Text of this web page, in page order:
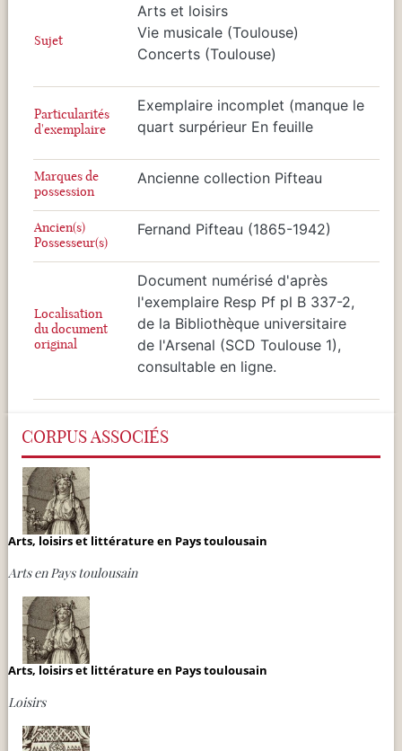
Sujet
Arts et loisirs
Vie musicale (Toulouse)
Concerts (Toulouse)
Particularités
d'exemplaire
Exemplaire incomplet (manque le
quart surpérieur En feuille
Marques de
possession
Ancienne collection Pifteau
Ancien(s)
Possesseur(s)
Fernand Pifteau (1865-1942)
Localisation
du document
original
Document numérisé d'après
l'exemplaire Resp Pf pl B 337-2,
de la Bibliothèque universitaire
de l'Arsenal (SCD Toulouse 1),
consultable en ligne.
CORPUS ASSOCIÉS
Arts, loisirs et littérature en Pays toulousain
Arts en Pays toulousain
Arts, loisirs et littérature en Pays toulousain
Loisirs